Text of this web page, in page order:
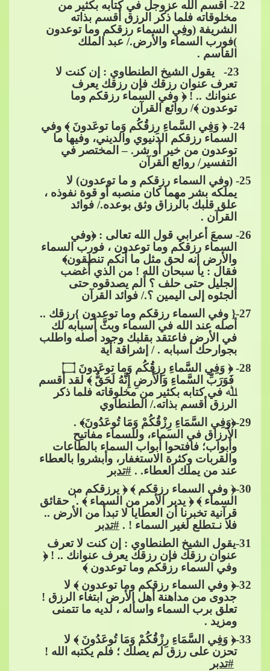
به بكثير من
مخلوقاته فلما ذكر الرزق أقسم بذاته
الشريفة (وفِي السماء رزقكم وما توعدون
)فورب السماء والأرض./ عبد الملك
القاسم .
​​​​ 23- يقول الشيخ الطنطاوي : إن كنت لا
تعرف عنوان رزقك فإن رزقك يعرف
عنوانك .. ! ﴿ وفي السماء رزقكم وما
توعدون ﴾/ روائع القرآن
​​ 24- ﴿ وَفِي السَّماءِ رِزقُكُم وَما توعَدونَ ﴾ وفي
السماء رزقكم الدنيوي والديني، وفيها ما
توعدون من خير أو شر. – المختصر في
التفسير/ روائع القرآن
25- (وفي السماء رزقكم و ما توعدون) لا
يملكه بشر مهما كان منصبه أو قوة نفوذه ،
علق قلبك بالرزاق وثق بوعده./ فوائد
القرآن .
26- سمعَ أعرابي قول الله تعالى : ﴿وفي
السماء رزقكم وما توعدون ، فورب السماء
والأرض إنه لحق مثل ما أنكم تنطقون﴾
فقال : يا سبحان الله ! من الذي أغضب
الجليل حتى حلف ؟ ألم يصدقوه حتى
ألجئوه إلى اليمين ؟./ فوائد القرآن
27-{ وفي السماء رزقكم وما توعدون }رزقك ..
أصله عند الله في السماء وبثَّ أسبابه لك
في الأرض فاعتقد بقلبك وجود أصله واطلب
بجوارحك أسبابه . / إشراقة أية
28- ﴿ وَفِي السَّماءِ رِزقُكُم وَما توعَدونَ​​۝
فَوَرَبِّ السَّماءِ وَالأَرضِ إِنَّهُ لَحَقٌّ ﴾ لقد أقسم
ﷲ في كتابه بكثير من مخلوقاته فلما ذكر
الرزق أقسم بذاته./ الطنطاوي
29-﴿وَفِي السَّمَاءِ رِزْقُكُمْ وَمَا تُوعَدُونَ﴾ .
الأرزاق في السماء، وللسماء مفاتيح
وأبواب؛ فافتحوا أبواب السماء بالطاعات
والقربات وكثرة الاستغفار، وأبشروا بالعطاء
عند من يملك العطاء. .​​ #تدبر
30-﴿ وفي السماء رزقكم ﴾ ﴿ يرزقكم من
السماء ﴾ ﴿ يدبر الأمر من السماء ﴾ . ٰ حقائق
قرآنية تخبرنا أن العطايا لا تبدأ من الأرض ..
فلا نـتطلع لغير السماء ! .​​ #تدبر
31-يقول الشيخ الطنطاوي : إن كنت لا تعرف
عنوان رزقك فإن رزقك يعرف عنوانك .. ! ﴿
وفي السماء رزقكم وما توعدون ﴾
32-﴿ وفي السماء رزقكم وما توعدون ﴾ لا
جدوى من مداهنة أهل الأرض ابتغاء الرزق !
تعلق برب السماء واسأله ، لديه ما تتمنى
ومزيد .
33
-﴿ وَفِي السَّمَاءِ رِزْقُكُمْ وَمَا تُوعَدُونَ ﴾ لا
تحزن على رزق لم يصلك ؛ فلم يكتبه الله !​​
#تدبر